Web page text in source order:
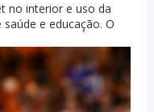
no interior e uso da
e educação. O